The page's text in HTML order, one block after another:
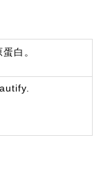
白。